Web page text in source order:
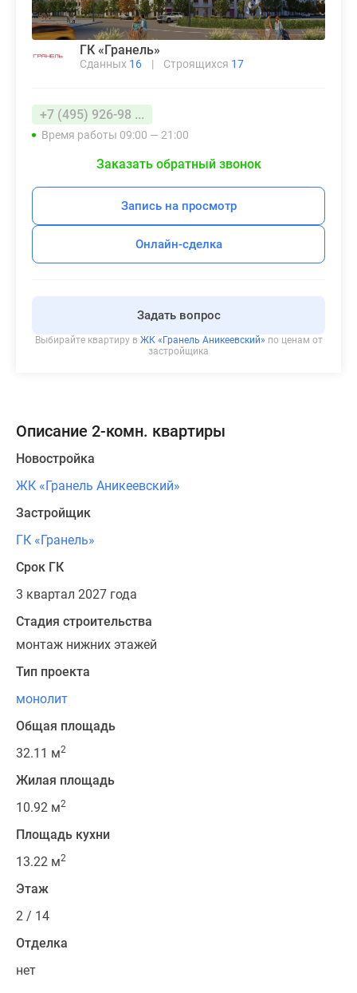
ГК «Гранель»
Сданных 16 | Строящихся 17
+7 (495) 926-98 ...
Время работы 09:00 — 21:00
Заказать обратный звонок
Запись на просмотр
Онлайн-сделка
Задать вопрос
Выбирайте квартиру в ЖК «Гранель Аникеевский» по ценам от
застройщика
Описание 2-комн. квартиры
Новостройка
ЖК «Гранель Аникеевский»
Застройщик
ГК «Гранель»
Срок ГК
3 квартал 2027 года
Стадия строительства
монтаж нижних этажей
Тип проекта
монолит
Общая площадь
32.11 м2
Жилая площадь
10.92 м2
Площадь кухни
13.22 м2
Этаж
2 / 14
Отделка
нет